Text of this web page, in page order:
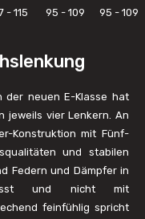
- 115 95 - 109 95 - 109
der neuen E-Klasse hat
jeweils vier Lenkern. An
Konstruktion mit Fünf-
und stabilen
Federn und Dämpfer in
und nicht mit
feinfühlig spricht